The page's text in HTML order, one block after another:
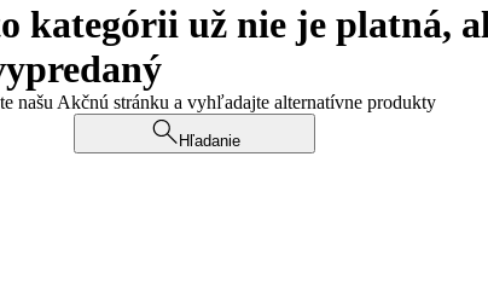
kategórii už nie je platná,
našu Akčnú stránku a vyhľadajte alternatívne produkty
Hľadanie